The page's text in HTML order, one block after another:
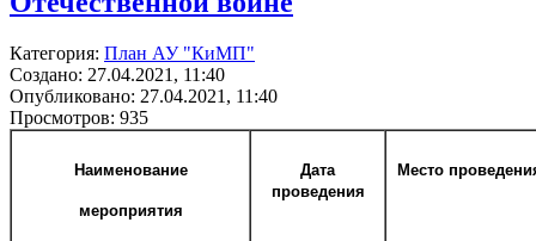
Категория: План АУ "КиМП"
Создано: 27.04.2021, 11:40
Опубликовано: 27.04.2021, 11:40
Просмотров: 935
Наименование
мероприятия
Дата
проведения
Место